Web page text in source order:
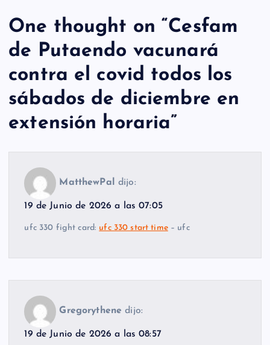
One thought on “Cesfam
de Putaendo vacunará
contra el covid todos los
sábados de diciembre en
extensión horaria”
MatthewPal dijo:
19 de Junio de 2026 a las 07:05
ufc 330 fight card: ufc 330 start time– ufc
Gregorythene dijo:
19 de Junio de 2026 a las 08:57